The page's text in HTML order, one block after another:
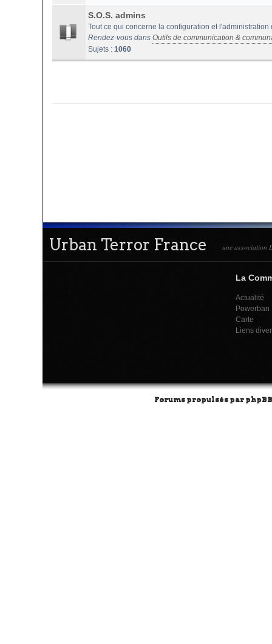
S.O.S. admins
Tout ce qui concerne la configuration et l'administration
Rendez-vous dans Outils de communication &
Sujets : 1060
Urban Terror France une association
La
Actualité
Powerban
Carte
Liens
Forums propulsés par phpBB